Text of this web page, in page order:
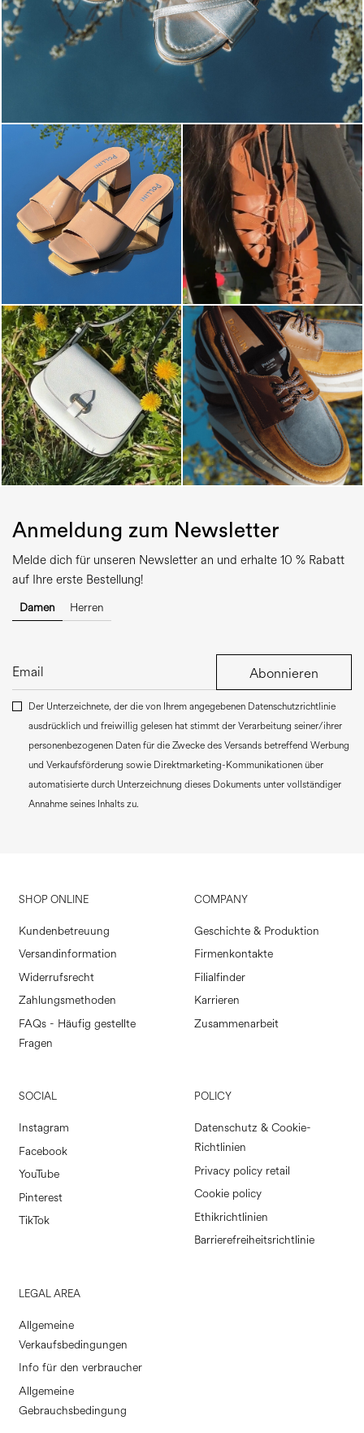
Anmeldung zum Newsletter
Melde dich für unseren Newsletter an und erhalte 10 % Rabatt
auf Ihre erste Bestellung!
Damen Herren
Abonnieren
Der Unterzeichnete, der die von Ihrem angegebenen Datenschutzrichtlinie
ausdrücklich und freiwillig gelesen hat stimmt der Verarbeitung seiner/ihrer
personenbezogenen Daten für die Zwecke des Versands betreffend Werbung
und Verkaufsförderung sowie Direktmarketing-Kommunikationen über
automatisierte durch Unterzeichnung dieses Dokuments unter vollständiger
Annahme seines Inhalts zu.
SHOP ONLINE
Kundenbetreuung
Versandinformation
Widerrufsrecht
Zahlungsmethoden
FAQs - Häufig gestellte
Fragen
COMPANY
Geschichte & Produktion
Firmenkontakte
Filialfinder
Karrieren
Zusammenarbeit
SOCIAL
Instagram
Facebook
YouTube
Pinterest
TikTok
POLICY
Datenschutz & Cookie-
Richtlinien
Privacy policy retail
Cookie policy
Ethikrichtlinien
Barrierefreiheitsrichtlinie
LEGAL AREA
Allgemeine
Verkaufsbedingungen
Info für den verbraucher
Allgemeine
Gebrauchsbedingung